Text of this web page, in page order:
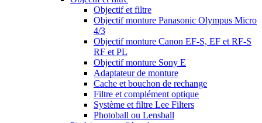
Objectif et filtre
Objectif monture Panasonic Olympus Micro
4/3
Objectif monture Canon EF-S, EF et RF-S
RF et PL
Objectif monture Sony E
Adaptateur de monture
Cache et bouchon de rechange
Filtre et complément optique
Système et filtre Lee Filters
Photoball ou Lensball